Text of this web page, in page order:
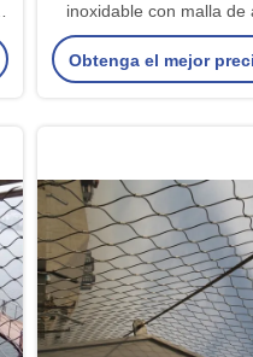
inoxidable con malla de
negro
Obtenga el mejor